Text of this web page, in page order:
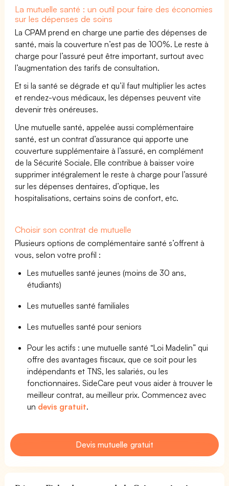
La mutuelle santé : un outil pour faire des économies
sur les dépenses de soins
La CPAM prend en charge une partie des dépenses de
santé, mais la couverture n’est pas de 100%. Le reste à
charge pour l’assuré peut être important, surtout avec
l’augmentation des tarifs de consultation.
Et si la santé se dégrade et qu’il faut multiplier les actes
et rendez-vous médicaux, les dépenses peuvent vite
devenir très onéreuses.
Une mutuelle santé, appelée aussi complémentaire
santé, est un contrat d’assurance qui apporte une
couverture supplémentaire à l’assuré, en complément
de la Sécurité Sociale. Elle contribue à baisser voire
supprimer intégralement le reste à charge pour l’assuré
sur les dépenses dentaires, d’optique, les
hospitalisations, certains soins de confort, etc.
Choisir son contrat de mutuelle
Plusieurs options de complémentaire santé s’offrent à
vous, selon votre profil :
Les mutuelles santé jeunes (moins de 30 ans,
étudiants)
Les mutuelles santé familiales
Les mutuelles santé pour seniors
Pour les actifs : une mutuelle santé “Loi Madelin” qui
offre des avantages fiscaux, que ce soit pour les
indépendants et TNS, les salariés, ou les
fonctionnaires. SideCare peut vous aider à trouver le
meilleur contrat, au meilleur prix. Commencez avec
un devis gratuit.
Devis mutuelle gratuit